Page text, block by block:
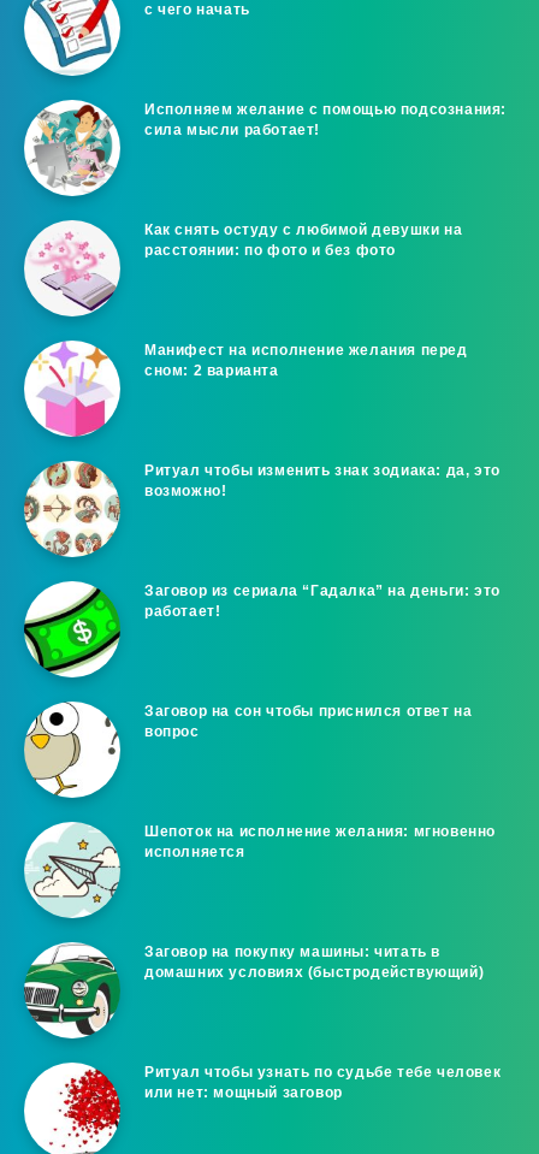
с чего начать
Исполняем желание с помощью подсознания:
сила мысли работает!
Как снять остуду с любимой девушки на
расстоянии: по фото и без фото
Манифест на исполнение желания перед
сном: 2 варианта
Ритуал чтобы изменить знак зодиака: да, это
возможно!
Заговор из сериала “Гадалка” на деньги: это
работает!
Заговор на сон чтобы приснился ответ на
вопрос
Шепоток на исполнение желания: мгновенно
исполняется
Заговор на покупку машины: читать в
домашних условиях (быстродействующий)
Ритуал чтобы узнать по судьбе тебе человек
или нет: мощный заговор